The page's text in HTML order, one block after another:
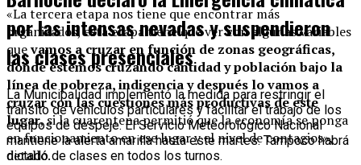
«La tercera etapa nos tiene que encontrar más
organizados, esta etapa tiene que ver con algunas variables
quevamos a cruzar en función de zonas geográficas,
donde estemos cruzando cantidad y población bajo la
línea de pobreza, indigencia y después lo vamos a
cruzar con las cuestiones más productivas de este
lugar, si la cuarentena permitió que la economía se ponga
en funcionamiento en ese lugar y el nivel de contagios»,
detalló.
por las intensas nevadas y suspendieron
las clases presenciales
La Municipalidad implementó la medida para restringir el
tránsito de vehículos particulares y facilitar el trabajo de los
equipos de despeje. El Servicio Meteorológico Nacional
mantiene la alerta amarilla hasta este martes. Tampoco habrá
dictado de clases en todos los turnos.